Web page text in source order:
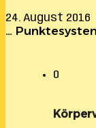
24. August 2016
…
0